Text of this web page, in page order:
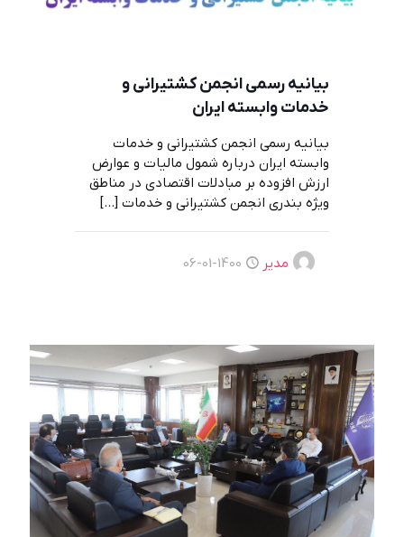
بیانیه رسمي انجمن کشتیرانی و
خدمات وابسته ایران
بیانیه رسمي انجمن کشتیرانی و خدمات
وابسته ایران درباره شمول مالیات و عوارض
ارزش افزوده بر مبادلات اقتصادی در مناطق
ویژه بندری انجمن کشتیرانی و خدمات […]
مدیر 1400-01-06